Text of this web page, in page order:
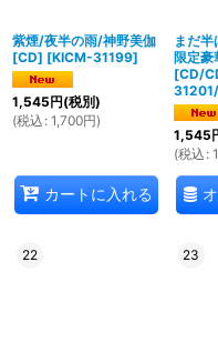
紫煙/夜半の雨/神野美伽
[CD] [KICM-31199]
1,545円(税別)
(税込 : 1,700円)
カートに入れる
まだ
限定豪
[CD/
1,545
(税込 :
22 23